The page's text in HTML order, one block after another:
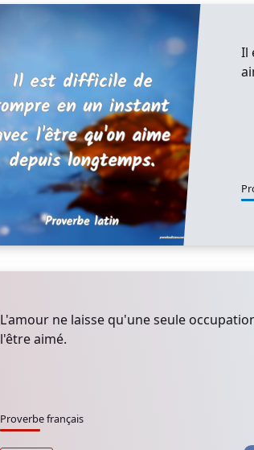
Il
L'amour ne laisse qu'une seule
l'être aimé.
Proverbe français